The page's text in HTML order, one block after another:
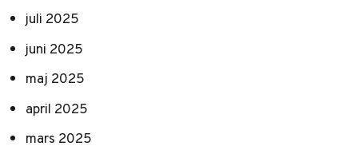
juli 2025
juni 2025
maj 2025
april 2025
mars 2025